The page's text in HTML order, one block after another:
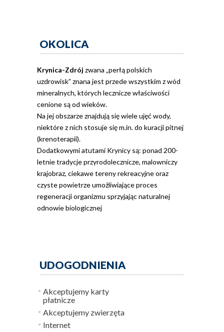
OKOLICA
Krynica-Zdrój zwana „perłą polskich
uzdrowisk” znana jest przede wszystkim z wód
mineralnych, których lecznicze właściwości
cenione są od wieków.
Na jej obszarze znajdują się wiele ujęć wody,
niektóre z nich stosuje się m.in. do kuracji pitnej
(krenoterapii).
Dodatkowymi atutami Krynicy są: ponad 200-
letnie tradycje przyrodolecznicze, malowniczy
krajobraz, ciekawe tereny rekreacyjne oraz
czyste powietrze umożliwiające proces
regeneracji organizmu sprzyjając naturalnej
odnowie biologicznej
UDOGODNIENIA
Akceptujemy karty
płatnicze
Akceptujemy zwierzęta
Internet